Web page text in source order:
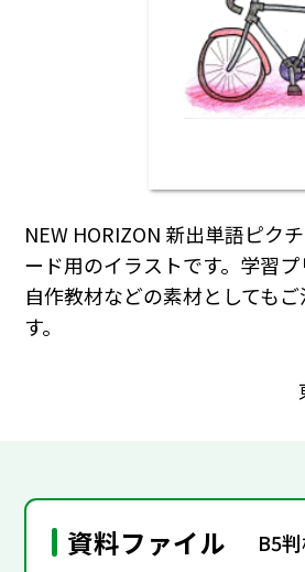
NEW HORIZON 新出単語ピク
ード用のイラストです。学習プ
自作教材などの素材としても
す。
資料ファイル B5